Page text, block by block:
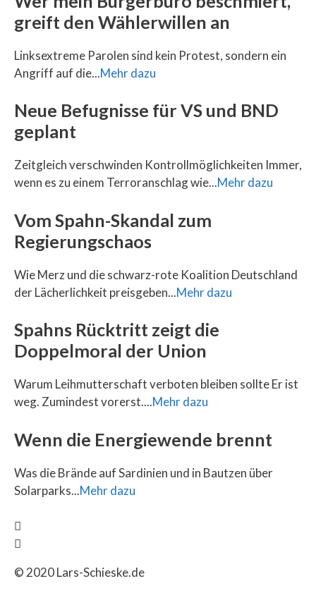
greift den Wählerwillen an
Linksextreme Parolen sind kein Protest, sondern ein
Angriff auf die...Mehr dazu
Neue Befugnisse für VS und BND
geplant
Zeitgleich verschwinden Kontrollmöglichkeiten Immer,
wenn es zu einem Terroranschlag wie...Mehr dazu
Vom Spahn-Skandal zum
Regierungschaos
Wie Merz und die schwarz-rote Koalition Deutschland
der Lächerlichkeit preisgeben...Mehr dazu
Spahns Rücktritt zeigt die
Doppelmoral der Union
Warum Leihmutterschaft verboten bleiben sollte Er ist
weg. Zumindest vorerst....Mehr dazu
Wenn die Energiewende brennt
Was die Brände auf Sardinien und in Bautzen über
Solarparks...Mehr dazu
© 2020 Lars-Schieske.de